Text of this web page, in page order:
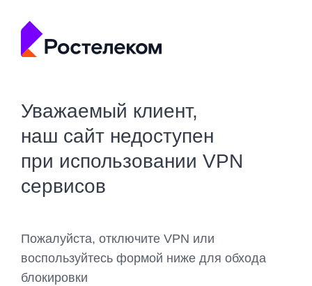
Уважаемый клиент,
наш сайт недоступен
при использовании VPN
сервисов
Пожалуйста, отключите VPN или
воспользуйтесь формой ниже для обхода
блокировки